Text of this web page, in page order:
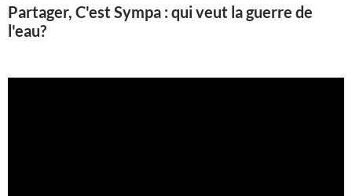
Partager, C'est Sympa : qui veut la guerre de
l'eau?